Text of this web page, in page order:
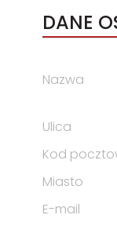
DANE
Nazwa
Ulica
Kod
Miasto
E-mail